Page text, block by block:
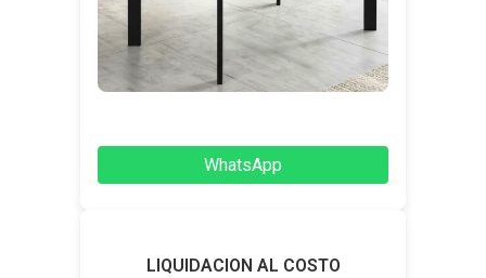
WhatsApp
LIQUIDACION AL COSTO